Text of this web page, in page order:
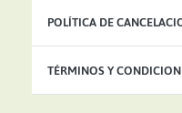
POLÍTICA DE
TÉRMINOS Y